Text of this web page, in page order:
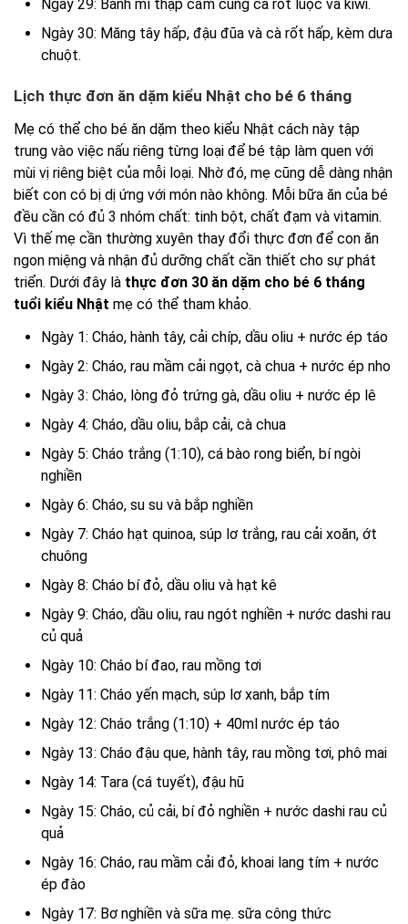
Ngày 29: Bánh mì thập cẩm cùng cà rốt luộc và kiwi.
Ngày 30: Măng tây hấp, đậu đũa và cà rốt hấp, kèm dưa
chuột.
Lịch thực đơn ăn dặm kiểu Nhật cho bé 6 tháng
Mẹ có thể cho bé ăn dặm theo kiểu Nhật cách này tập
trung vào việc nấu riêng từng loại để bé tập làm quen với
mùi vị riêng biệt của mỗi loại. Nhờ đó, mẹ cũng dễ dàng nhận
biết con có bị dị ứng với món nào không. Mỗi bữa ăn của bé
đều cần có đủ 3 nhóm chất: tinh bột, chất đạm và vitamin.
Vì thế mẹ cần thường xuyên thay đổi thực đơn để con ăn
ngon miệng và nhận đủ dưỡng chất cần thiết cho sự phát
triển. Dưới đây là thực đơn 30 ăn dặm cho bé 6 tháng
tuổi kiểu Nhật mẹ có thể tham khảo.
Ngày 1: Cháo, hành tây, cải chíp, dầu oliu + nước ép táo
Ngày 2: Cháo, rau mầm cải ngọt, cà chua + nước ép nho
Ngày 3: Cháo, lòng đỏ trứng gà, dầu oliu + nước ép lê
Ngày 4: Cháo, dầu oliu, bắp cải, cà chua
Ngày 5: Cháo trắng (1:10), cá bào rong biển, bí ngòi
nghiền
Ngày 6: Cháo, su su và bắp nghiền
Ngày 7: Cháo hạt quinoa, súp lơ trắng, rau cải xoăn, ớt
chuông
Ngày 8: Cháo bí đỏ, dầu oliu và hạt kê
Ngày 9: Cháo, dầu oliu, rau ngót nghiền + nước dashi rau
củ quả
Ngày 10: Cháo bí đao, rau mồng tơi
Ngày 11: Cháo yến mạch, súp lơ xanh, bắp tím
Ngày 12: Cháo trắng (1:10) + 40ml nước ép táo
Ngày 13: Cháo đậu que, hành tây, rau mồng tơi, phô mai
Ngày 14: Tara (cá tuyết), đậu hũ
Ngày 15: Cháo, củ cải, bí đỏ nghiền + nước dashi rau củ
quả
Ngày 16: Cháo, rau mầm cải đỏ, khoai lang tím + nước
ép đào
Ngày 17: Bơ nghiền và sữa mẹ. sữa công thức